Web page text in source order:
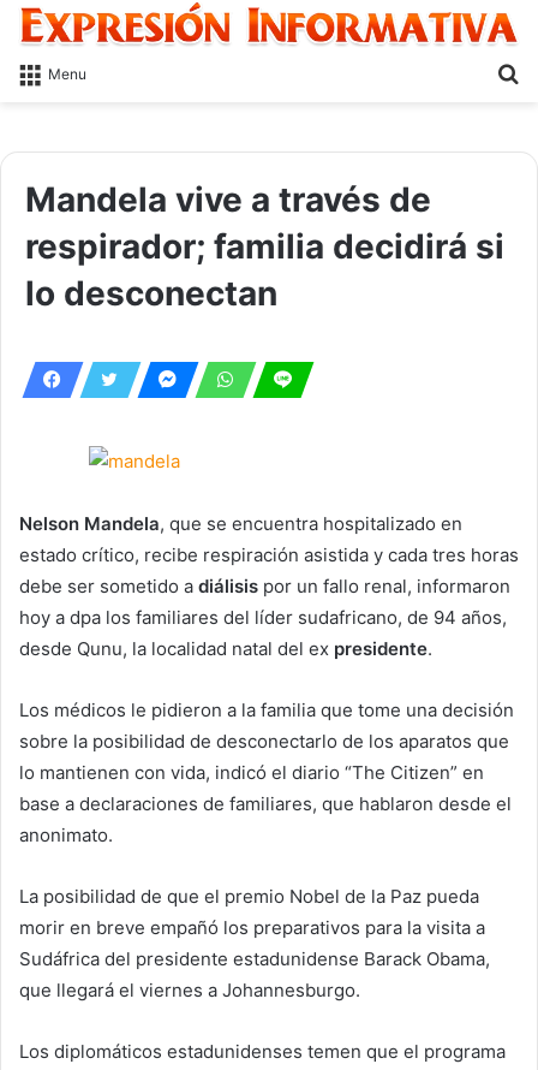
Menu
Mandela vive a través de
respirador; familia decidirá si
lo desconectan
Nelson Mandela, que se encuentra hospitalizado en
estado crítico, recibe respiración asistida y cada tres horas
debe ser sometido a diálisis por un fallo renal, informaron
hoy a dpa los familiares del líder sudafricano, de 94 años,
desde Qunu, la localidad natal del ex presidente.
Los médicos le pidieron a la familia que tome una decisión
sobre la posibilidad de desconectarlo de los aparatos que
lo mantienen con vida, indicó el diario “The Citizen” en
base a declaraciones de familiares, que hablaron desde el
anonimato.
La posibilidad de que el premio Nobel de la Paz pueda
morir en breve empañó los preparativos para la visita a
Sudáfrica del presidente estadunidense Barack Obama,
que llegará el viernes a Johannesburgo.
Los diplomáticos estadunidenses temen que el programa